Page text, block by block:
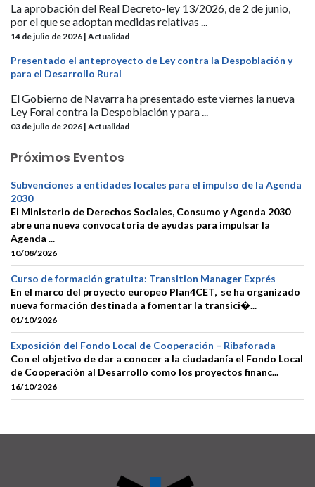
La aprobación del Real Decreto-ley 13/2026, de 2 de junio,
por el que se adoptan medidas relativas ...
14 de julio de 2026 | Actualidad
Presentado el anteproyecto de Ley contra la Despoblación y
para el Desarrollo Rural
El Gobierno de Navarra ha presentado este viernes la nueva
Ley Foral contra la Despoblación y para ...
03 de julio de 2026 | Actualidad
Próximos Eventos
Subvenciones a entidades locales para el impulso de la Agenda
2030
El Ministerio de Derechos Sociales, Consumo y Agenda 2030
abre una nueva convocatoria de ayudas para impulsar la
Agenda ...
10/08/2026
Curso de formación gratuita: Transition Manager Exprés
En el marco del proyecto europeo Plan4CET, se ha organizado
nueva formación destinada a fomentar la transici�...
01/10/2026
Exposición del Fondo Local de Cooperación – Ribaforada
Con el objetivo de dar a conocer a la ciudadanía el Fondo Local
de Cooperación al Desarrollo como los proyectos financ...
16/10/2026